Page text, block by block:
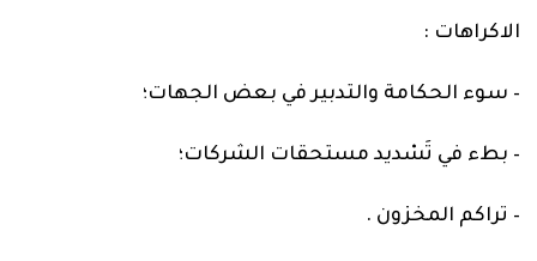
الاكراهات :
– سوء الحكامة والتدبير في بعض الجهات؛
– بطء في تَسْديد مستحقات الشركات؛
– تراكم المخزون .